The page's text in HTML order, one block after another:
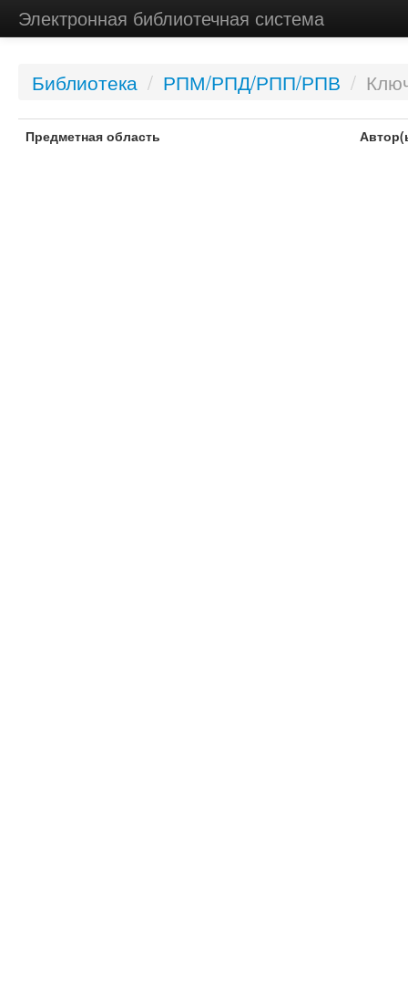
Электронная библиотечная система
Библиотека / РПМ/РПД/РПП/РПВ /
Предметная область